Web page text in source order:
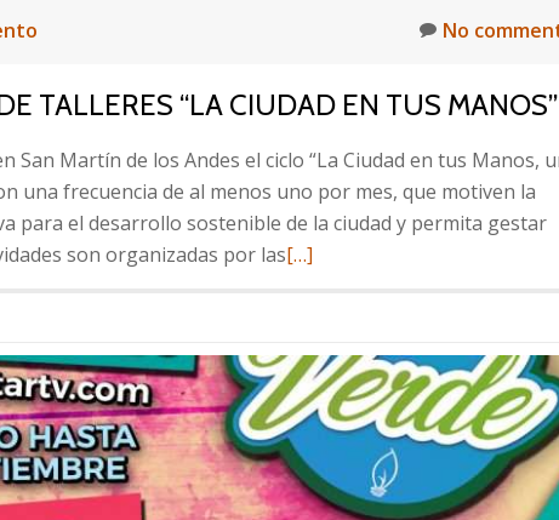
No
TALLERES “LA CIUDAD EN TUS MANOS”
San Martín de los Andes el ciclo “La Ciudad en tus Manos,
una frecuencia de al menos uno por mes, que motiven la
para el desarrollo sostenible de la ciudad y permita gestar
son organizadas por lasRead
VIENE
EL
CICLO
DE
TALLERES
[…]